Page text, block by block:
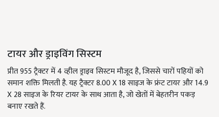
टायर और ड्राइविंग सिस्टम
प्रीत 955 ट्रैक्टर में 4 व्हील ड्राइव सिस्टम मौजूद है, जिससे चारों पहियों को
समान शक्ति मिलती है. यह ट्रैक्टर 8.00 X 18 साइज के फ्रंट टायर और 14.9
X 28 साइज के रियर टायर के साथ आता है, जो खेतों में बेहतरीन पकड़
बनाए रखते हैं.